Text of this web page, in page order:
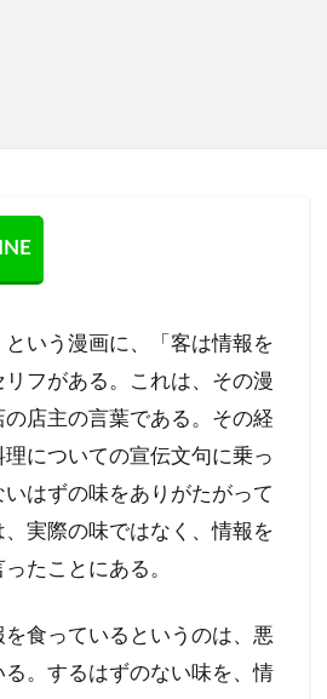
という漫画に、「客は情報を
フがある。これは、その漫
店主の言葉である。その経
についての宣伝文句に乗っ
はずの味をありがたがって
実際の味ではなく、情報を
たことにある。
食っているというのは、悪
。するはずのない味を、情